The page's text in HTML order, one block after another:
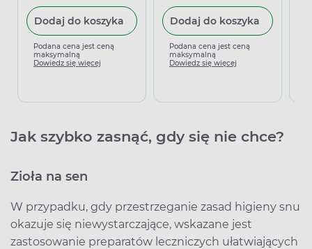
Dodaj do koszyka
Podana cena jest ceną
maksymalną
Dowiedz się więcej
Dodaj do koszyka
Podana cena jest ceną
maksymalną
Dowiedz się więcej
Jak szybko zasnąć, gdy się nie chce?
Zioła na sen
W przypadku, gdy przestrzeganie zasad higieny snu
okazuje się niewystarczające, wskazane jest
zastosowanie preparatów leczniczych ułatwiających